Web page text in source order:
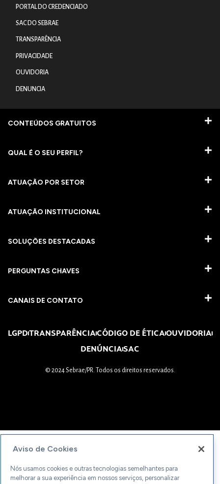
PORTAL DO CREDENCIADO
SAC DO SEBRAE
TRANSPARÊNCIA
PRIVACIDADE
OUVIDORIA
DENUNCIA
CONTEÚDOS GRATUITOS
QUAL É O SEU PERFIL?
ATUAÇÃO POR SETOR
ATUAÇÃO INSTITUCIONAL
SOLUÇÕES DESTACADAS
PERGUNTAS CHAVES​
CANAIS DE CONTATO
LGPDTRANSPARÊNCIACÓDIGO DE ÉTICAOUVIDORIA
DENÚNCIASAC
© 2024 Sebrae/PR. Todos os direitos reservados.
Aviso de Cookies
Nós usamos cookies e outras tecnologias semelhantes para
melhorar a sua experiência em nossos serviços, personalizar